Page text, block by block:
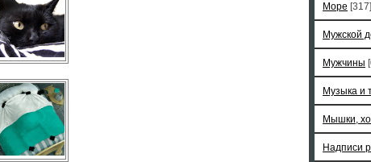
Море [317]
Мужской
Мужчины
Музыка и
Мышки,
Надписи